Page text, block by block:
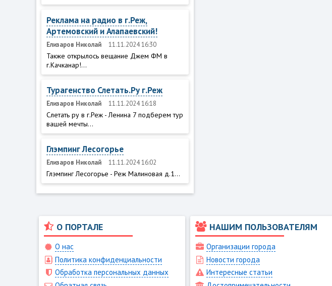
Реклама на радио в г.Реж,
Артемовский и Алапаевский!
Елизаров Николай 11.11.2024 16:30
Также открылось вещание Джем ФМ в
г.Качканар!...
Турагенство Слетать.Ру г.Реж
Елизаров Николай 11.11.2024 16:18
Слетать ру в г.Реж - Ленина 7 подберем тур
вашей мечты...
Глэмпинг Лесогорье
Елизаров Николай 11.11.2024 16:02
Глэмпинг Лесогорье - Реж Малиновая д.1...
О ПОРТАЛЕ
О нас
Политика конфиденциальности
Обработка персональных данных
НАШИМ ПОЛЬЗОВАТЕЛЯМ
Организации города
Новости города
Интересные статьи